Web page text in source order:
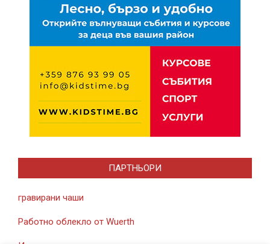
ПАРТНЬОРИ
гравирани чаши
Работно облекло от Wuerth